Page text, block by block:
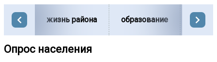
жизнь района образование
Опрос населения